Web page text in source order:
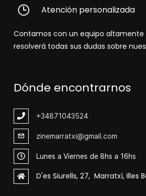
Atención personalizada
Contamos con un equipo
resolverá todas sus dudas sobre
Dónde encontrarnos
+34871043524
zinemarratxi@gmail.com
Lunes a Viernes de 8hs a 16hs
D'es Siurells, 27, Marratxí, Illes